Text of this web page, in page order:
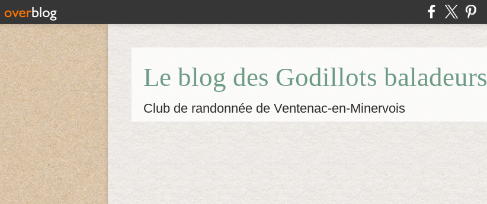
Le blog des Godillots baladeurs
Club de randonnée de Ventenac-en-Minervois